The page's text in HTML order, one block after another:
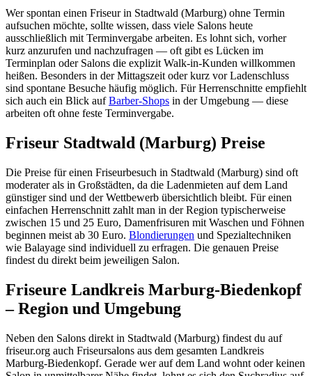
Wer spontan einen Friseur in Stadtwald (Marburg) ohne Termin
aufsuchen möchte, sollte wissen, dass viele Salons heute
ausschließlich mit Terminvergabe arbeiten. Es lohnt sich, vorher
kurz anzurufen und nachzufragen — oft gibt es Lücken im
Terminplan oder Salons die explizit Walk-in-Kunden willkommen
heißen. Besonders in der Mittagszeit oder kurz vor Ladenschluss
sind spontane Besuche häufig möglich. Für Herrenschnitte empfiehlt
sich auch ein Blick aufBarber-Shops in der Umgebung — diese
arbeiten oft ohne feste Terminvergabe.
Friseur Stadtwald (Marburg) Preise
Die Preise für einen Friseurbesuch in Stadtwald (Marburg) sind oft
moderater als in Großstädten, da die Ladenmieten auf dem Land
günstiger sind und der Wettbewerb übersichtlich bleibt. Für einen
einfachen Herrenschnitt zahlt man in der Region typischerweise
zwischen 15 und 25 Euro, Damenfrisuren mit Waschen und Föhnen
beginnen meist ab 30 Euro. Blondierungen und Spezialtechniken
wie Balayage sind individuell zu erfragen. Die genauen Preise
findest du direkt beim jeweiligen Salon.
Friseure Landkreis Marburg-Biedenkopf
– Region und Umgebung
Neben den Salons direkt in Stadtwald (Marburg) findest du auf
friseur.org auch Friseursalons aus dem gesamten Landkreis
Marburg-Biedenkopf. Gerade wer auf dem Land wohnt oder keinen